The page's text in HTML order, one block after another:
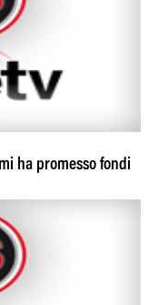
ha promesso fondi